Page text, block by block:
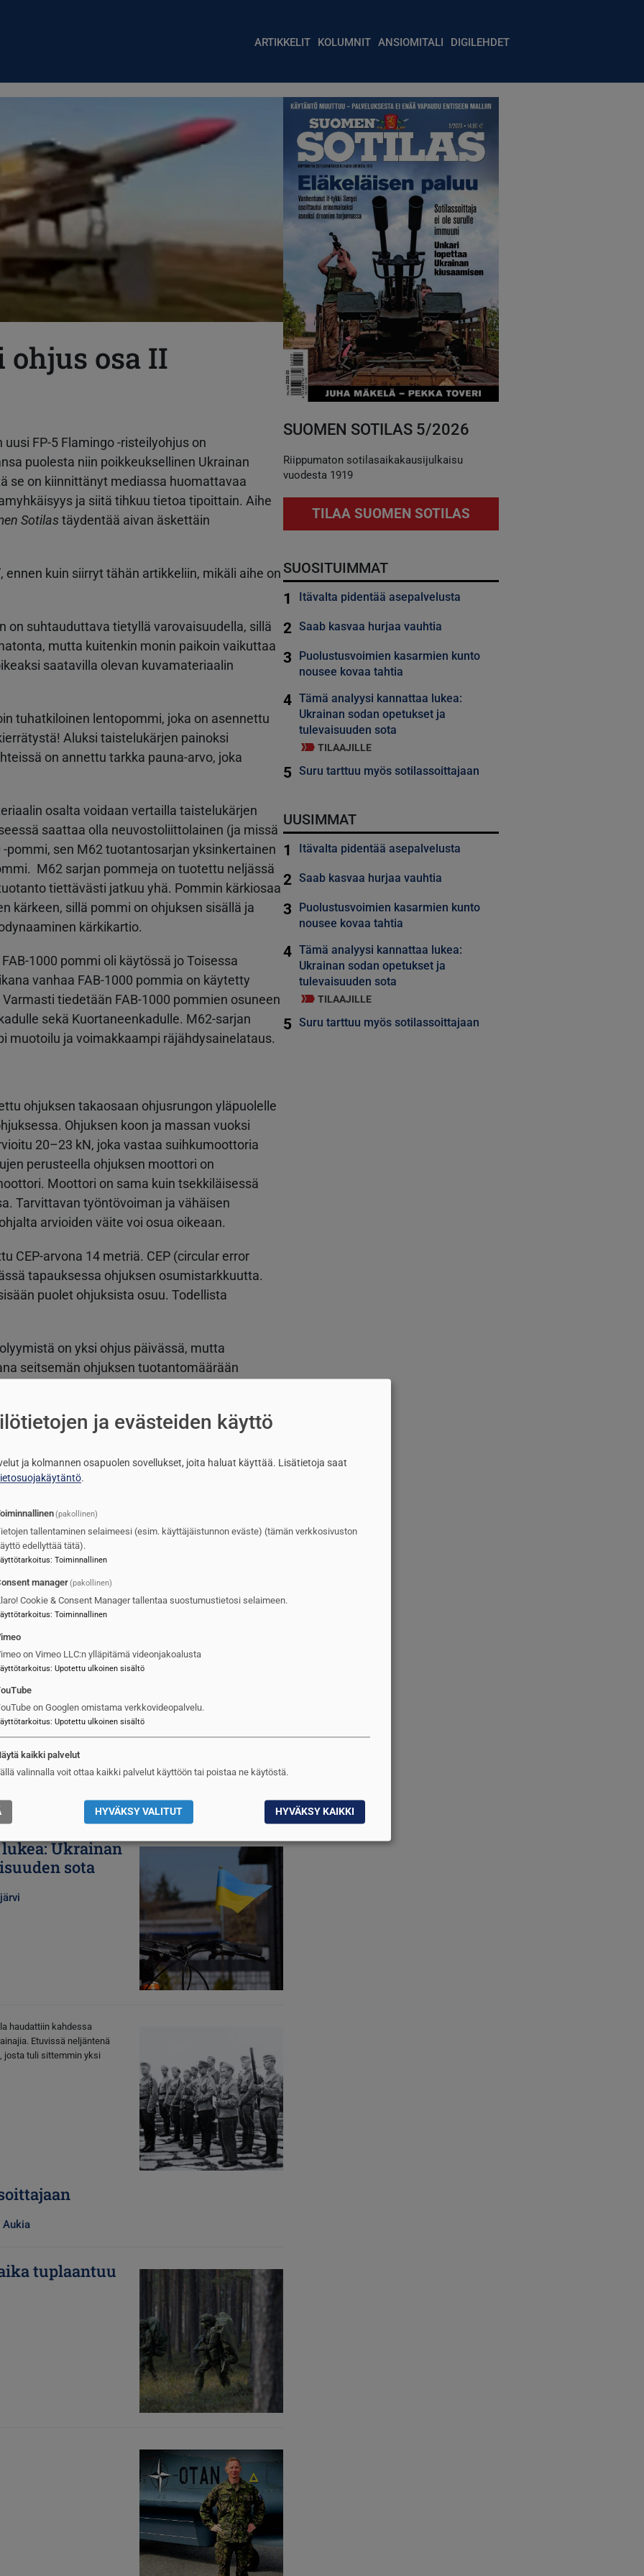
Main navigation
ARTIKKELIT KOLUMNIT ANSIOMITALI DIGILEHDET
osa II
FP-5 Flamingo -risteilyohjus on
puolesta niin poikkeuksellinen Ukrainan
se on kiinnittänyt mediassa huomattavaa
ja siitä tihkuu tietoa tipoittain. Aihe
Sotilastäydentää aivan äskettäin
ennen kuin siirryt tähän artikkeliin, mikäli aihe on
on suhtauduttava tietyllä varovaisuudella, sillä
mutta kuitenkin monin paikoin vaikuttaa
saatavilla olevan kuvamateriaalin
tuhatkiloinen lentopommi, joka on asennettu
Aluksi taistelukärjen painoksi
on annettu tarkka pauna-arvo, joka
osalta voidaan vertailla taistelukärjen
saattaa olla neuvostoliittolainen (ja missä
pommi, sen M62 tuotantosarjan yksinkertainen
M62 sarjan pommeja on tuotettu neljässä
tiettävästi jatkuu yhä. Pommin kärkiosaa
kärkeen, sillä pommi on ohjuksen sisällä ja
kärkikartio.
1000 pommi oli käytössä jo Toisessa
vanhaa FAB-1000 pommia on käytetty
tiedetään FAB-1000 pommien osuneen
sekä Kuortaneenkadulle. M62-sarjan
muotoilu ja voimakkaampi räjähdysainelataus.
ohjuksen takaosaan ohjusrungon yläpuolelle
Ohjuksen koon ja massan vuoksi
20–23 kN, joka vastaa suihkumoottoria
perusteella ohjuksen moottori on
Moottori on sama kuin tsekkiläisessä
Tarvittavan työntövoiman ja vähäisen
arvioiden väite voi osua oikeaan.
CEP-arvona 14 metriä. CEP (circular error
tapauksessa ohjuksen osumistarkkuutta.
puolet ohjuksista osuu. Todellista
on yksi ohjus päivässä, mutta
seitsemän ohjuksen tuotantomäärään
että tämä tuotannon laajennus
Commons
Kuva
kunto
Kuva
Ukrainan
sota
haudattiin kahdessa
Etuvissä neljäntenä
josta tuli sittemmin yksi
Kuva
tuplaantuu
Kuva
SUOMEN SOTILAS 5/2026
Riippumaton sotilasaikakausijulkaisu
vuodesta 1919
TILAA SUOMEN SOTILAS
SUOSITUIMMAT
1 Itävalta pidentää asepalvelusta
2 Saab kasvaa hurjaa vauhtia
3
Puolustusvoimien kasarmien kunto
nousee kovaa tahtia
4 Tämä analyysi kannattaa lukea:
Ukrainan sodan opetukset ja
tulevaisuuden sota
TILAAJILLE
5 Suru tarttuu myös sotilassoittajaan
UUSIMMAT
1 Itävalta pidentää asepalvelusta
2 Saab kasvaa hurjaa vauhtia
3
Puolustusvoimien kasarmien kunto
nousee kovaa tahtia
4 Tämä analyysi kannattaa lukea:
Ukrainan sodan opetukset ja
tulevaisuuden sota
TILAAJILLE
5 Suru tarttuu myös sotilassoittajaan
ja evästeiden käyttö
ja kolmannen osapuolen sovellukset, joita haluat käyttää. Lisätietoja saat
.
(pakollinen)
tallentaminen selaimeesi (esim. käyttäjäistunnon eväste) (tämän verkkosivuston
edellyttää tätä).
: Toiminnallinen
manager(pakollinen)
Cookie & Consent Manager tallentaa suostumustietosi selaimeen.
: Toiminnallinen
on Vimeo LLC:n ylläpitämä videonjakoalusta
: Upotettu ulkoinen sisältö
on Googlen omistama verkkovideopalvelu.
: Upotettu ulkoinen sisältö
kaikki palvelut
valinnalla voit ottaa kaikki palvelut käyttöön tai poistaa ne käytöstä.
HYVÄKSY VALITUT HYVÄKSY KAIKKI